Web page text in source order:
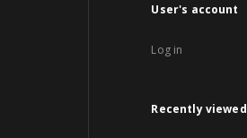
User's account
Log in
Recently viewed